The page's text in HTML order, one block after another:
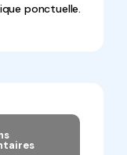
ponctuelle.